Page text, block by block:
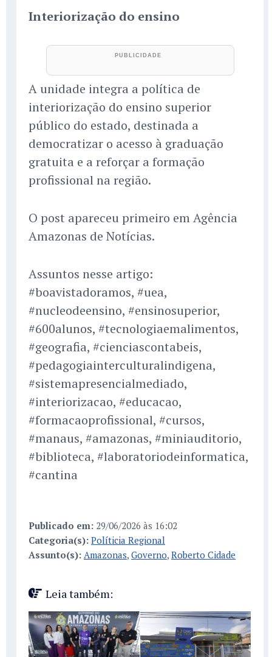
Interiorização do ensino
A unidade integra a política de
interiorização do ensino superior
público do estado, destinada a
democratizar o acesso à graduação
gratuita e a reforçar a formação
profissional na região.
O post apareceu primeiro em Agência
Amazonas de Notícias.
Assuntos nesse artigo:
#boavistadoramos, #uea,
#nucleodeensino, #ensinosuperior,
#600alunos, #tecnologiaemalimentos,
#geografia, #cienciascontabeis,
#pedagogiainterculturalindigena,
#sistemapresencialmediado,
#interiorizacao, #educacao,
#formacaoprofissional, #cursos,
#manaus, #amazonas, #miniauditorio,
#biblioteca, #laboratoriodeinformatica,
#cantina
Publicado em: 29/06/2026 às 16:02
Categoria(s): Políticia Regional
Assunto(s): Amazonas, Governo, Roberto Cidade
Leia também: